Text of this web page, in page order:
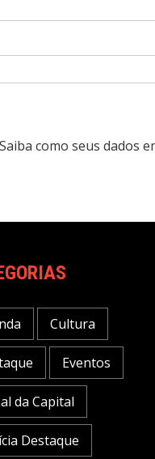
Saiba como seus dados
Cultura
Eventos
da Capital
Destaque